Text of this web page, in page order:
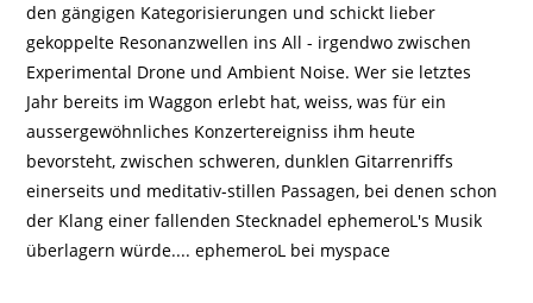
den gängigen Kategorisierungen und schickt lieber
gekoppelte Resonanzwellen ins All - irgendwo zwischen
Experimental Drone und Ambient Noise. Wer sie letztes
Jahr bereits im Waggon erlebt hat, weiss, was für ein
aussergewöhnliches Konzertereigniss ihm heute
bevorsteht, zwischen schweren, dunklen Gitarrenriffs
einerseits und meditativ-stillen Passagen, bei denen schon
der Klang einer fallenden Stecknadel ephemeroL's Musik
überlagern würde.... ephemeroL bei myspace